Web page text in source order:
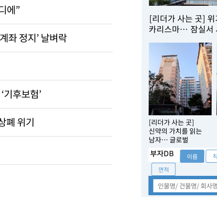
에”
좌 정지’ 날벼락
후보험’
폐 위기
[리더가 사는 곳]
카리스마… 잠실서
경영
[리더가 사는 곳]
신약의 가치를 읽는
남자… 글로벌
빅파마를 꿈꾸다
부자DB 이름
면적